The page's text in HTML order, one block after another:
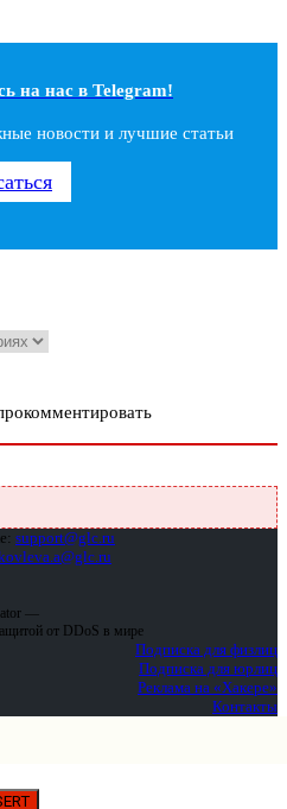
на наc в Telegram!
новости и лучшие статьи
support@glc.ru
—
от DDoS в мире
Подписка для физлиц
Подписка для юрлиц
Реклама на «Хакере»
Контакты